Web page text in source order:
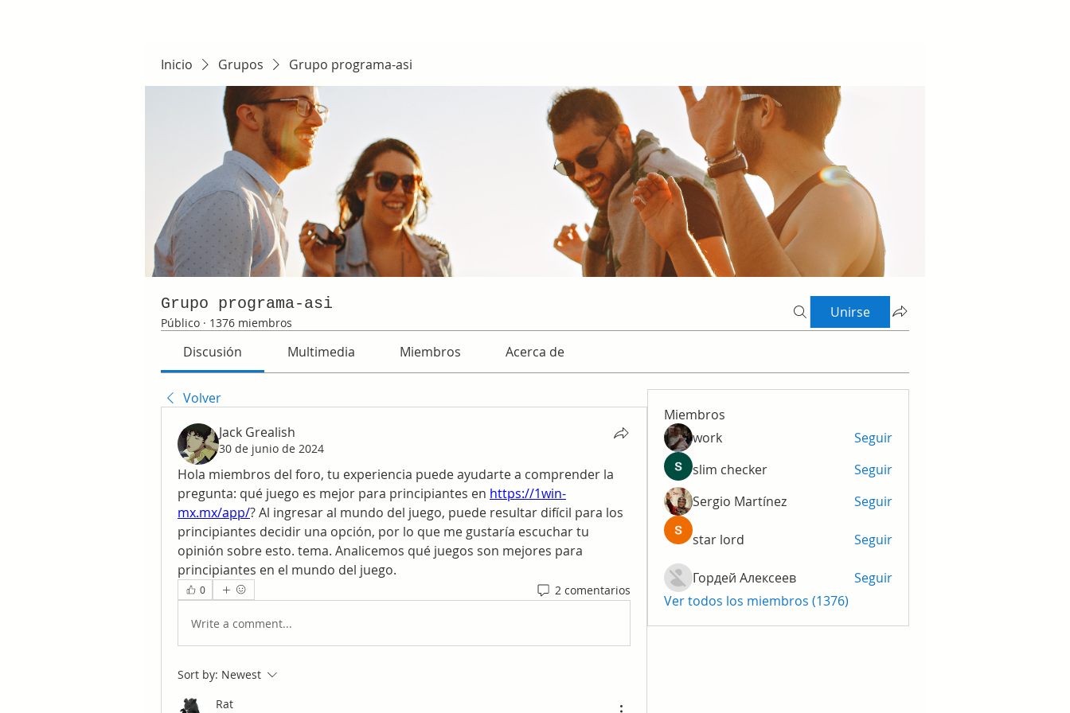
Inicio Grupos Grupo programa-asi
Grupo programa-asi
Público · 1376 miembros
Unirse
Discusión Multimedia Miembros Acerca de
Volver
Jack Grealish
30 de junio de 2024
Hola miembros del foro, tu experiencia puede ayudarte a comprender la
pregunta: qué juego es mejor para principiantes en https://1win-
mx.mx/app/? Al ingresar al mundo del juego, puede resultar difícil para los
principiantes decidir una opción, por lo que me gustaría escuchar tu
opinión sobre esto. tema. Analicemos qué juegos son mejores para
principiantes en el mundo del juego.
0 2 comentarios
Write a comment...
Sort by: Newest
Rat
Miembros
work
Seguir
slim checker
Seguir
Sergio Martínez
Seguir
star lord Seguir
Гордей Алексеев
Seguir
Ver todos los miembros (1376)